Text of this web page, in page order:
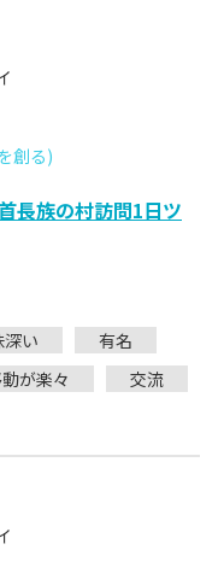
創る)
長族の村訪問1日ツ
い
有名
が楽々
交流